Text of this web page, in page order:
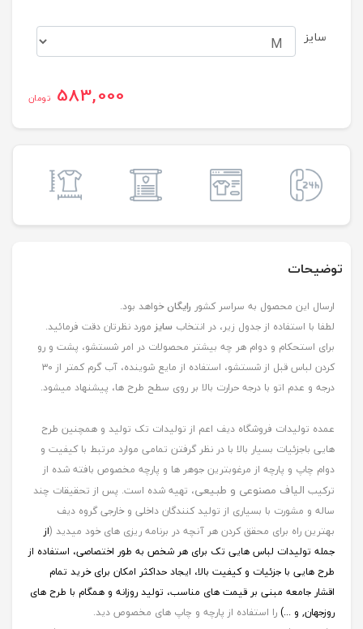
سایز
583,000 تومان
توضیحات
ارسال این محصول به سراسر کشور رایگانخواهد بود.
لطفا با استفاده از جدول زیر، در انتخاب سایز مورد نظرتان دقت فرمائید.
برای استحکام و دوام هر چه بیشتر محصولات در امر شستشو، پشت و رو
کردن لباس قبل از شستشو، استفاده از مایع شوینده، آب گرم کمتر از ۳۰
درجه و عدم اتو با درجه حرارت بالا بر روی سطح طرح ها، پیشنهاد میشود.
عمده تولیدات فروشگاه دیف اعم از تولیدات تک تولید و همچنین طرح
هایی باجزئیات بسیار بالا با در نظر گرفتن تمامی موارد مرتبط با کیفیت و
دوام چاپ و پارچه از مرغوبترین جوهر ها و پارچه مخصوص بافته شده از
ترکیب الیاف مصنوعی و طبیعی، تهیه شده است. پس از تحقیقات چند
ساله و مشورت با بسیاری از تولید کنندگان داخلی و خارجی گروه دیف
بهترین راه برای محقق کردن هر آنچه در برنامه ریزی های خود میدید (از
جمله تولیدات لباس هایی تک برای هر شخص به طور اختصاصی، استفاده از
طرح هایی با جزئیات و کیفیت بالا، ایجاد حداکثر امکان برای خرید تمام
اقشار جامعه مبنی بر قیمت های مناسب، تولید روزانه و همگام با طرح های
روزجهان, و ...)را استفاده از پارچه و چاپ های مخصوص دید.